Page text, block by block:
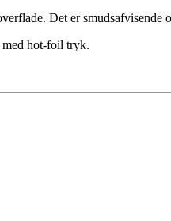
Det er smudsafvisende
hot-foil tryk.